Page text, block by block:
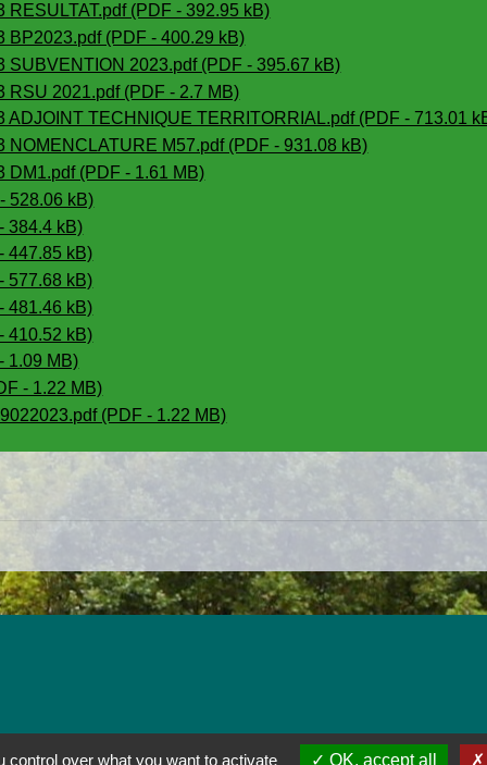
(PDF - 392.95 kB)
BP2023.pdf (PDF - 400.29 kB)
SUBVENTION 2023.pdf (PDF - 395.67 kB)
RSU 2021.pdf (PDF - 2.7 MB)
ADJOINT TECHNIQUE TERRITORRIAL.pdf (PDF - 713.01
NOMENCLATURE M57.pdf (PDF - 931.08 kB)
DM1.pdf (PDF - 1.61 MB)
528.06 kB)
384.4 kB)
447.85 kB)
577.68 kB)
481.46 kB)
410.52 kB)
1.09 MB)
- 1.22 MB)
(PDF - 1.22 MB)
over what you want to activate OK, accept all